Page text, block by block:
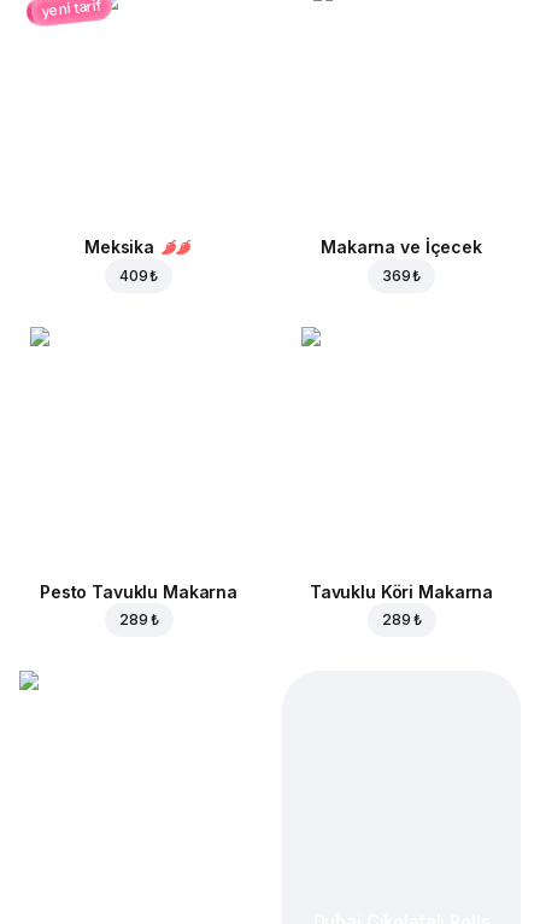
yeni tarif
Meksika
409 ₺
Makarna ve İçecek
369 ₺
Pesto Tavuklu Makarna
289 ₺
Tavuklu Köri Makarna
289 ₺